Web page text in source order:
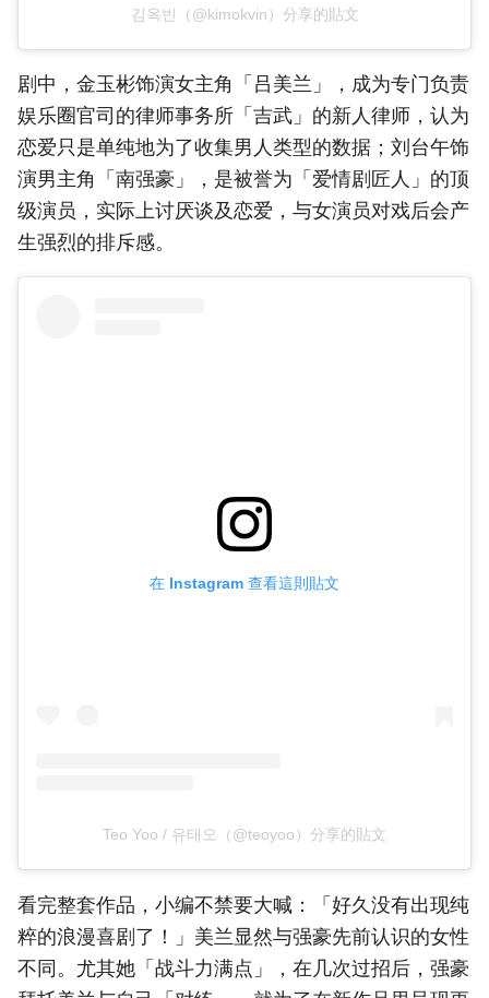
김옥빈（@kimokvin）分享的貼文
剧中，金玉彬饰演女主角「吕美兰」，成为专门负责
娱乐圈官司的律师事务所「吉武」的新人律师，认为
恋爱只是单纯地为了收集男人类型的数据；刘台午饰
演男主角「南强豪」，是被誉为「爱情剧匠人」的顶
级演员，实际上讨厌谈及恋爱，与女演员对戏后会产
生强烈的排斥感。
在 Instagram 查看這則貼文
Teo Yoo / 유태오（@teoyoo）分享的貼文
看完整套作品，小编不禁要大喊：「好久没有出现纯
粹的浪漫喜剧了！」美兰显然与强豪先前认识的女性
不同。尤其她「战斗力满点」，在几次过招后，强豪